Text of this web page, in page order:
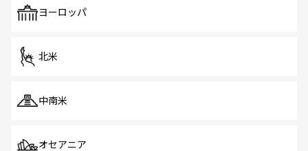
で、ホーカーズは地元の風情を楽しめる外せないスポット
ヨーロッパ
北米
中南米
オセアニア